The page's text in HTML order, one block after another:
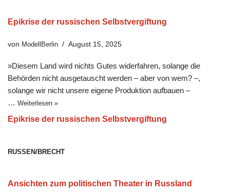
Epikrise der russischen Selbstvergiftung
von ModellBerlin August 15, 2025
»Diesem Land wird nichts Gutes widerfahren, solange die
Behörden nicht ausgetauscht werden – aber von wem? –,
solange wir nicht unsere eigene Produktion aufbauen –
… Weiterlesen »
Epikrise der russischen Selbstvergiftung
RUSSEN/BRECHT
Ansichten zum politischen Theater in Russland